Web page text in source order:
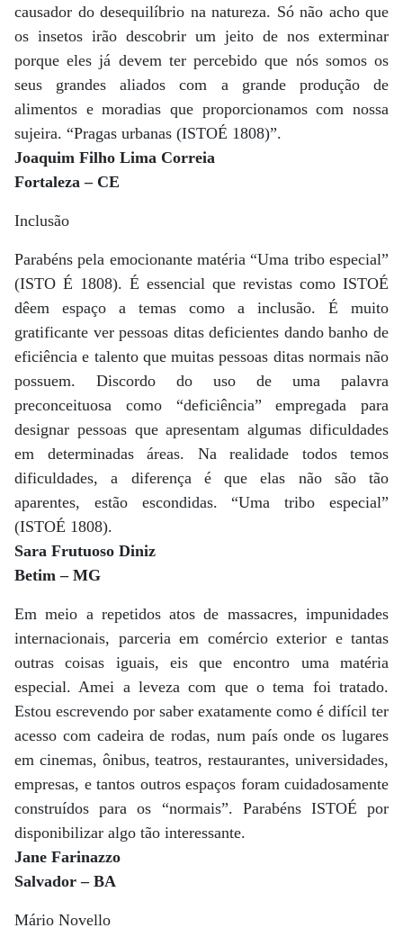
causador do desequilíbrio na natureza. Só não acho que
os insetos irão descobrir um jeito de nos exterminar
porque eles já devem ter percebido que nós somos os
seus grandes aliados com a grande produção de
alimentos e moradias que proporcionamos com nossa
sujeira. “Pragas urbanas (ISTOÉ 1808)”.
Joaquim Filho Lima Correia
Fortaleza – CE
Inclusão
Parabéns pela emocionante matéria “Uma tribo especial”
(ISTO É 1808). É essencial que revistas como ISTOÉ
dêem espaço a temas como a inclusão. É muito
gratificante ver pessoas ditas deficientes dando banho de
eficiência e talento que muitas pessoas ditas normais não
possuem. Discordo do uso de uma palavra
preconceituosa como “deficiência” empregada para
designar pessoas que apresentam algumas dificuldades
em determinadas áreas. Na realidade todos temos
dificuldades, a diferença é que elas não são tão
aparentes, estão escondidas. “Uma tribo especial”
(ISTOÉ 1808).
Sara Frutuoso Diniz
Betim – MG
Em meio a repetidos atos de massacres, impunidades
internacionais, parceria em comércio exterior e tantas
outras coisas iguais, eis que encontro uma matéria
especial. Amei a leveza com que o tema foi tratado.
Estou escrevendo por saber exatamente como é difícil ter
acesso com cadeira de rodas, num país onde os lugares
em cinemas, ônibus, teatros, restaurantes, universidades,
empresas, e tantos outros espaços foram cuidadosamente
construídos para os “normais”. Parabéns ISTOÉ por
disponibilizar algo tão interessante.
Jane Farinazzo
Salvador – BA
Mário Novello